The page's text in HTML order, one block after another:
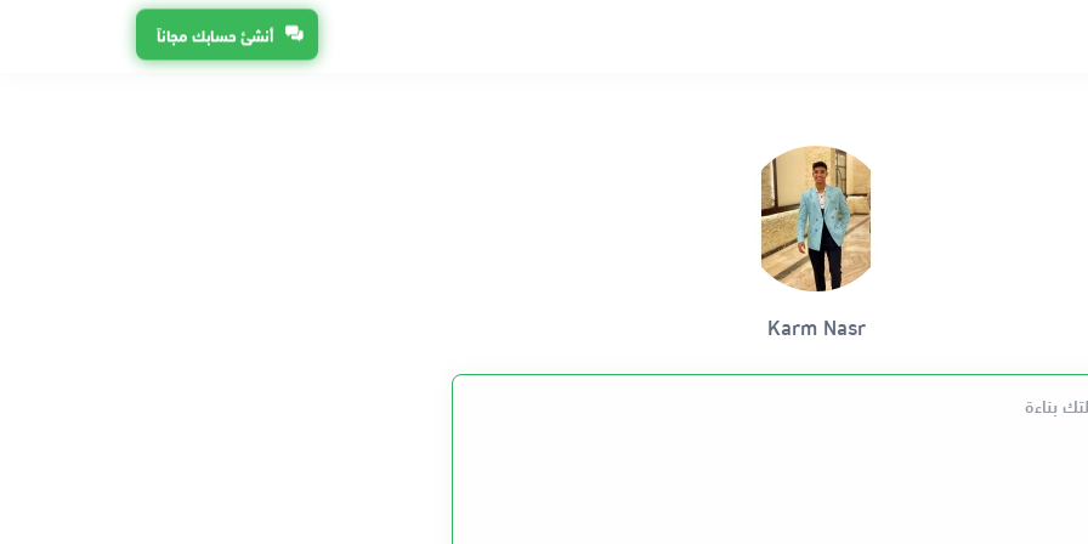
أنشئ حسابك مجاناً
Karm Nasr